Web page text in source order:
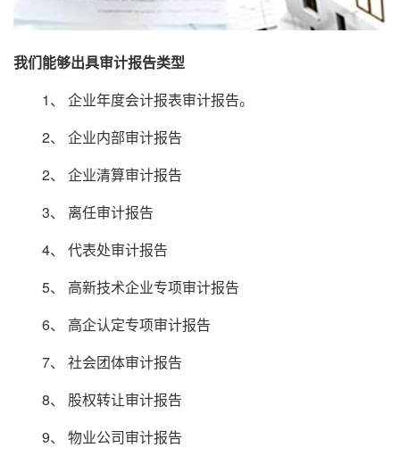
我们能够出具审计报告类型
1、 企业年度会计报表审计报告。
2、 企业内部审计报告
2、 企业清算审计报告
3、 离任审计报告
4、 代表处审计报告
5、 高新技术企业专项审计报告
6、 高企认定专项审计报告
7、 社会团体审计报告
8、 股权转让审计报告
9、 物业公司审计报告